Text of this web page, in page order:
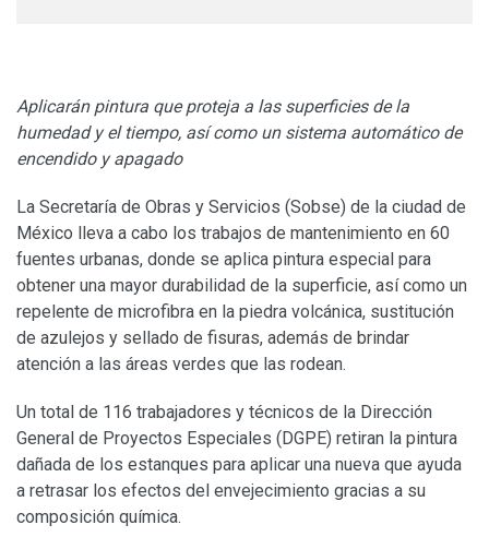
Aplicarán pintura que proteja a las superficies de la
humedad y el tiempo, así como un sistema automático de
encendido y apagado
La Secretaría de Obras y Servicios (Sobse) de la ciudad de
México lleva a cabo los trabajos de mantenimiento en 60
fuentes urbanas, donde se aplica pintura especial para
obtener una mayor durabilidad de la superficie, así como un
repelente de microfibra en la piedra volcánica, sustitución
de azulejos y sellado de fisuras, además de brindar
atención a las áreas verdes que las rodean.
Un total de 116 trabajadores y técnicos de la Dirección
General de Proyectos Especiales (DGPE) retiran la pintura
dañada de los estanques para aplicar una nueva que ayuda
a retrasar los efectos del envejecimiento gracias a su
composición química.